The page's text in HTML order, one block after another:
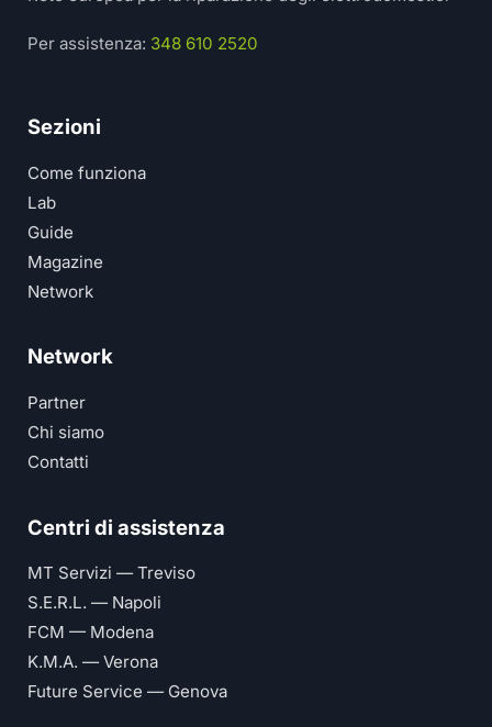
Per assistenza: 348 610 2520
Sezioni
Come funziona
Lab
Guide
Magazine
Network
Network
Partner
Chi siamo
Contatti
Centri di assistenza
MT Servizi — Treviso
S.E.R.L. — Napoli
FCM — Modena
K.M.A. — Verona
Future Service — Genova